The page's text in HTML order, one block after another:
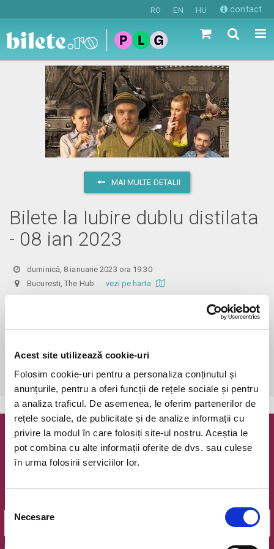
Acest site utilizează cookie-uri
Folosim cookie-uri pentru a personaliza conținutul și
anunțurile, pentru a oferi funcții de rețele sociale și pentru
a analiza traficul. De asemenea, le oferim partenerilor de
rețele sociale, de publicitate și de analize informații cu
privire la modul în care folosiți site-ul nostru. Aceștia le
pot combina cu alte informații oferite de dvs. sau culese
în urma folosirii serviciilor lor.
consimțământului
Necesare
RO EN HU contact
MAI MULTE DETALII
Bilete la Iubire dublu distilata
- 08 ian 2023
duminică, 8 ianuarie 2023 ora 19:30
Bucuresti, The Hub vezi pe harta
În funcție de ora de începere, accesul în sală se poate face cu o
oră / cu 40 minute mai devreme, fiind permis cu până la 10 minute
Informații suplimentare, la nr. de telefon 0773 825 249.
Newsletter @ Bilete.ro